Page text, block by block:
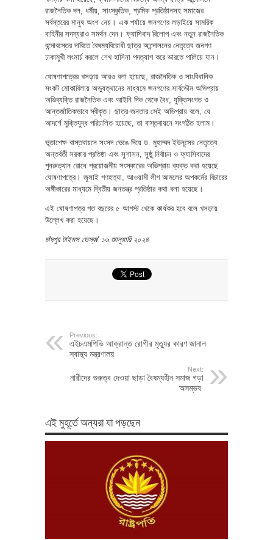
রাজনৈতিক দল, ধর্মীয়, সাংস্কৃতিক, শ্রমিক প্রতিষ্ঠানসহ সমাজের
সর্বস্তরের মানুষ অংশ নেয়। এক পর্যায়ে জনগণের লড়াইয়ে সামরিক
বাহিনীর সদস্যরাও সমর্থন দেন। ফ্যাসিবাদ বিলোপ এবং নতুন রাজনৈতিক
বন্দোবস্তের দাবিতে বৈষম্যবিরোধী ছাত্র আন্দোলনের নেতৃত্বে জনগণ
ঢাকামুখী লংমার্চ করলে শেখ হাসিনা পদত্যাগ করে ভারতে পালিয়ে যান।
ঘোষণাপত্রের খসড়ায় আরও বলা হয়েছে, রাজনৈতিক ও সাংবিধানিক
সংকট মোকাবিলায় অভ্যুত্থানের মাধ্যমে জনগণের সার্বভৌম অভিপ্রায়
অভিব্যক্তি রাজনৈতিক এবং আইনি দিক থেকে বৈধ, যুক্তিসংগত ও
আন্তর্জাতিকভাবে স্বীকৃত। ছাত্র-জনতার সেই অভিপ্রায় বলে, যে
আদর্শে মুক্তিযুদ্ধ পরিচালিত হয়েছে, তা বাস্তবায়নে সংগঠিত হলাম।
ভূতাপেক্ষ বাস্তবায়নে সংসদ ভেঙে দিয়ে ড. মুহাম্মদ ইউনূসের নেতৃত্বে
অন্তর্বর্তী সরকার প্রতিষ্ঠা এবং সুশাসন, সুষ্ঠু নির্বাচন ও ফ্যাসিবাদের
পুনরুত্থান রোধে প্রয়োজনীয় সংস্কারের অভিপ্রায় ব্যক্ত করা হয়েছে
ঘোষণাপত্রে। জুলাই গণহত্যা, আওয়ামী লীগ আমলের অপকর্মের বিচারের
অঙ্গীকারের মাধ্যমে দ্বিতীয় জনতন্ত্র প্রতিষ্ঠার কথা বলা হয়েছে।
এই ঘোষণাপত্র গত বছরের ৫ আগস্ট থেকে কার্যকর হবে বলে খসড়ায়
উল্লেখ করা হয়েছে।
চাঁদপুর টাইমস ডেস্ক/ ১৬ জানুয়ারি ২০২৪
Previous:
এইচএমপিভি আক্রান্ত রোগীর মৃত্যুর কারণ জানাল
স্বাস্থ্য মন্ত্রণালয়
Next:
নারীদের গুরুত্ব দেওয়া ছাড়া বৈষম্যহীন সমাজ গড়া
অসম্ভব
এই মুহূর্তে অন্যরা যা পড়ছেন